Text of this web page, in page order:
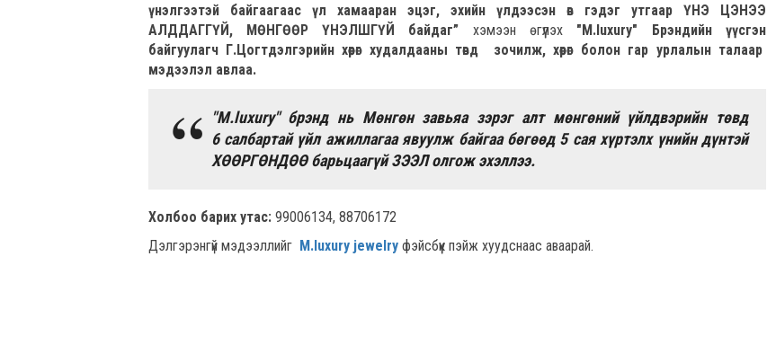
үнэлгээтэй байгаагаас үл хамааран эцэг, эхийн үлдээсэн өв гэдэг утгаар ҮНЭ ЦЭНЭЭ
АЛДДАГГҮЙ, МӨНГӨӨР ҮНЭЛШГҮЙ байдаг” хэмээн өгүүлэх "M.luxury" Брэндийн үүсгэн
байгуулагч Г.Цогтдэлгэрийн хөөрөг худалдааны төвд зочилж, хөөрөг болон гар урлалын талаар
мэдээлэл авлаа.
"M.luxury" брэнд нь Мөнгөн завьяа зэрэг алт мөнгөний үйлдвэрийн төвд
6 салбартай үйл ажиллагаа явуулж байгаа бөгөөд 5 сая хүртэлх үнийн дүнтэй
ХӨӨРГӨНДӨӨ барьцаагүй ЗЭЭЛ олгож эхэллээ.
Холбоо барих утас:99006134, 88706172
Дэлгэрэнгүй мэдээллийг M.luxury jewelry фэйсбүүк пэйж хуудснаас аваарай.